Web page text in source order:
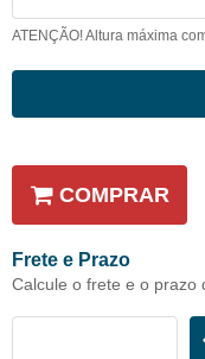
ATENÇÃO! Altura máxima
COMPRAR
Frete e Prazo
Calcule o frete e o prazo